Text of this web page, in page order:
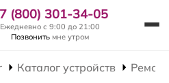
(800) 301-34-05
Ежедневно с 9:00 до 21:00
Позвонить мне утром
Каталог устройств